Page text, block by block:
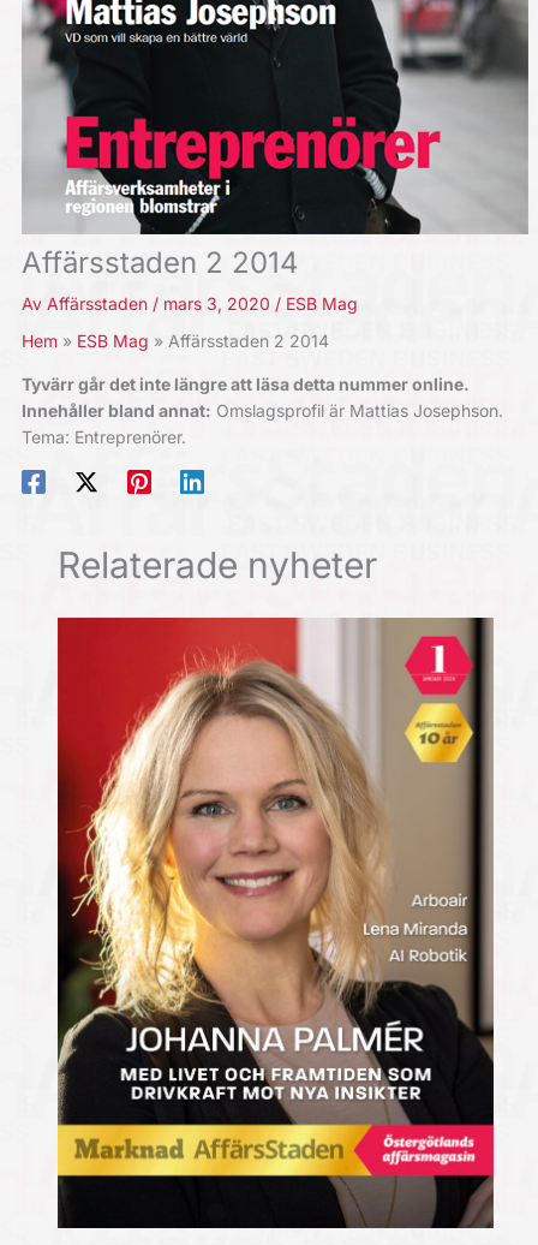
Affärsstaden 2 2014
Av Affärsstaden / mars 3, 2020 / ESB Mag
Hem
ESB Mag Affärsstaden 2 2014
Tyvärr går det inte längre att läsa detta nummer online.
Innehåller bland annat: Omslagsprofil är Mattias Josephson.
Tema: Entreprenörer.
Relaterade nyheter